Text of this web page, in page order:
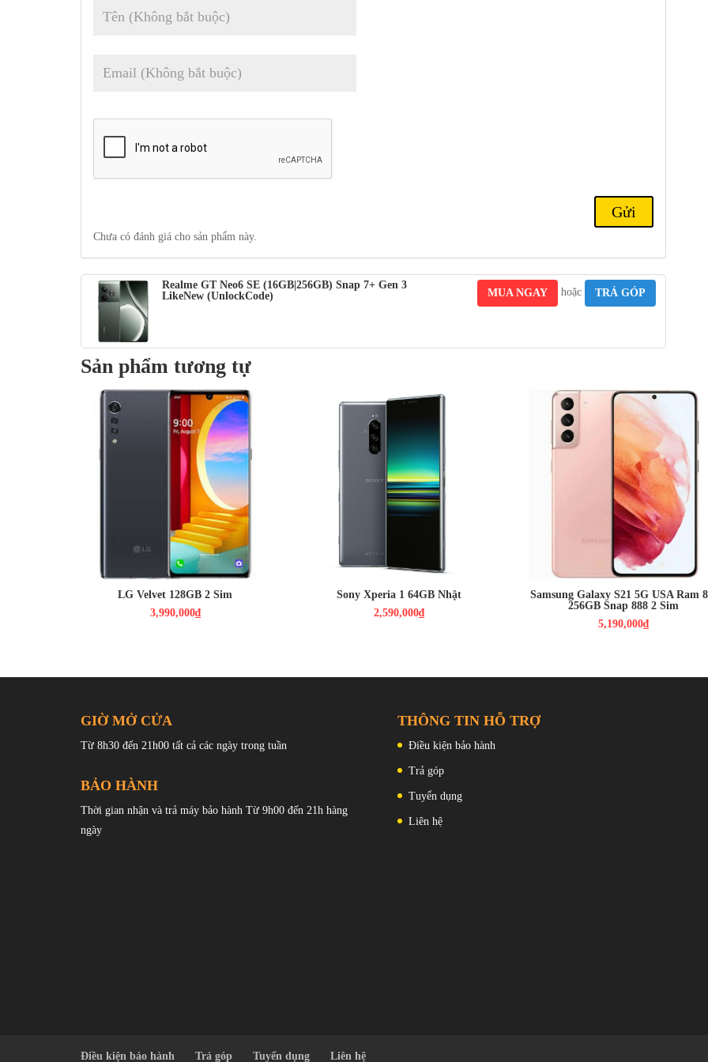
Đây là con chip đầu tiên trong dòng Snapdragon 7 có khả năng AI tổng hợp trên thiết bị. Nó hỗ trợ nhiều loại LLM (mô
hình ngôn ngữ lớn) và LVM (mô hình tầm nhìn lớn) như Baichuan-7B, Llama 2, Gemini Nano và Zhipu ChatGLM.
RAM LPDDR5X và bộ lưu trữ UFS 4.0. Viên Pin5.500mAhhỗ trợ sạc100W.
1,5K (tức là từ 1080p đến 1440p) , độ sáng tối đa 6.000 nits và tần số quét thay đổi từ 0.5hz – 120hz .
Chưa có đánh giá cho sản phẩm này.
Realme GT Neo6 SE (16GB|256GB) Snap 7+ Gen 3
LikeNew (UnlockCode)
MUA NGAY hoặc TRẢ GÓP
Sản phẩm tương tự
3,990,000₫
Màn hình: P-OLED, 6.8", Full HD+
Hệ điều hành: Android 10
Camera sau: Chính 48 MP & Phụ 8
CPU:Snapdragon 765G
Dung lượng pin:4300 mAh
LG Velvet 128GB 2 Sim
3,990,000₫
2,590,000₫
Màn hình: 6.5", 4K
HDH : Android 9.0
CPU : Snap 855
RAM : 6GB / ROM : 64GB
CAMERA : 3 Camera 12MPX
PIN : 3330 MAH
Sony Xperia 1 64GB Nhật
2,590,000₫
5,190,000₫
Dynamic AMOLED 2X
HĐH: Android 12
CPU : Snap 888 nhân
RAM: 8GB / Bộ nhớ trong: 128GB
CAMERA : Chính 12 MP & Phụ 64
Samsung Galaxy S21 5G USA Ram
256GB Snap 888 2 Sim
5,190,000₫
GIỜ MỞ CỬA
Từ 8h30 đến 21h00 tất cả các ngày trong tuần
BẢO HÀNH
Thời gian nhận và trả máy bảo hành Từ 9h00 đến 21h hàng
ngày
THÔNG TIN HỖ TRỢ
Điều kiện bảo hành
Trả góp
Tuyển dụng
Liên hệ
Điều kiện bảo hành Trả góp Tuyển dụng Liên hệ